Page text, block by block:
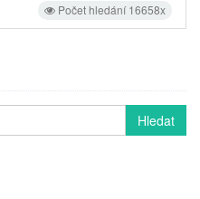
Počet hledání 16658x
Hledat